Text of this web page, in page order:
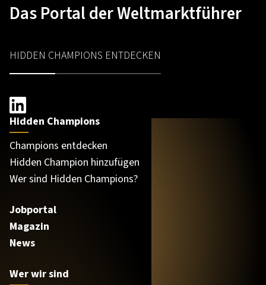
Das Portal der Weltmarktführer
HIDDEN CHAMPIONS ENTDECKEN
Hidden Champions
Champions entdecken
Hidden Champion hinzufügen
Wer sind Hidden Champions?
Jobportal
Magazin
News
Wer wir sind